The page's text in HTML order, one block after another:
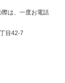
際は、一度お電話
目42-7